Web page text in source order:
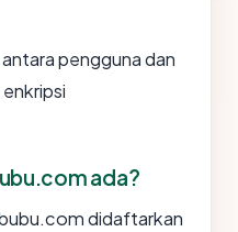
pengguna dan
ada?
didaftarkan